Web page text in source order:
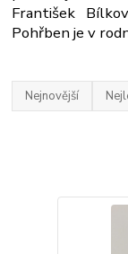
František
Pohřben je v
Nejnovější